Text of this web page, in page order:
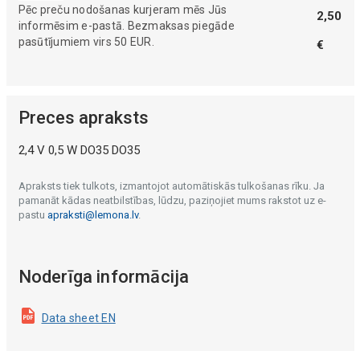
Pēc preču nodošanas kurjeram mēs Jūs
informēsim e-pastā. Bezmaksas piegāde
pasūtījumiem virs 50 EUR.
2,50
€
Preces apraksts
2,4 V 0,5 W DO35 DO35
Apraksts tiek tulkots, izmantojot automātiskās tulkošanas rīku. Ja
pamanāt kādas neatbilstības, lūdzu, paziņojiet mums rakstot uz e-
pastu apraksti@lemona.lv.
Noderīga informācija
Data sheet EN